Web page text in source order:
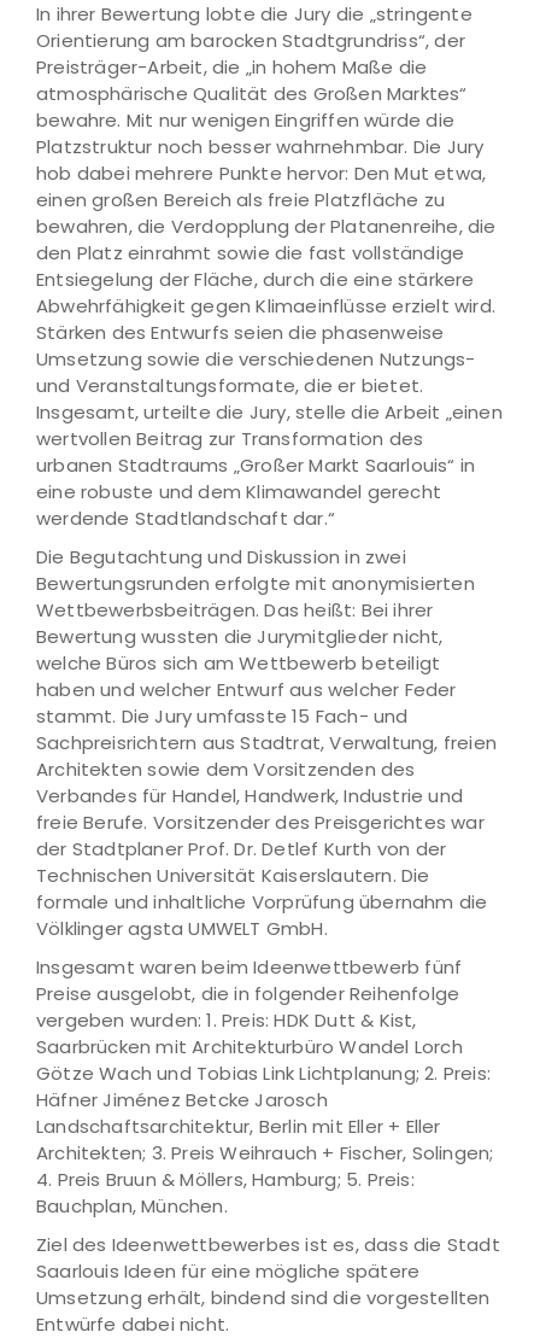
In ihrer Bewertung lobte die Jury die „stringente
Orientierung am barocken Stadtgrundriss“, der
Preisträger-Arbeit, die „in hohem Maße die
atmosphärische Qualität des Großen Marktes“
bewahre. Mit nur wenigen Eingriffen würde die
Platzstruktur noch besser wahrnehmbar. Die Jury
hob dabei mehrere Punkte hervor: Den Mut etwa,
einen großen Bereich als freie Platzfläche zu
bewahren, die Verdopplung der Platanenreihe, die
den Platz einrahmt sowie die fast vollständige
Entsiegelung der Fläche, durch die eine stärkere
Abwehrfähigkeit gegen Klimaeinflüsse erzielt wird.
Stärken des Entwurfs seien die phasenweise
Umsetzung sowie die verschiedenen Nutzungs-
und Veranstaltungsformate, die er bietet.
Insgesamt, urteilte die Jury, stelle die Arbeit „einen
wertvollen Beitrag zur Transformation des
urbanen Stadtraums „Großer Markt Saarlouis“ in
eine robuste und dem Klimawandel gerecht
werdende Stadtlandschaft dar.“
Die Begutachtung und Diskussion in zwei
Bewertungsrunden erfolgte mit anonymisierten
Wettbewerbsbeiträgen. Das heißt: Bei ihrer
Bewertung wussten die Jurymitglieder nicht,
welche Büros sich am Wettbewerb beteiligt
haben und welcher Entwurf aus welcher Feder
stammt. Die Jury umfasste 15 Fach- und
Sachpreisrichtern aus Stadtrat, Verwaltung, freien
Architekten sowie dem Vorsitzenden des
Verbandes für Handel, Handwerk, Industrie und
freie Berufe. Vorsitzender des Preisgerichtes war
der Stadtplaner Prof. Dr. Detlef Kurth von der
Technischen Universität Kaiserslautern. Die
formale und inhaltliche Vorprüfung übernahm die
Völklinger agsta UMWELT GmbH.
Insgesamt waren beim Ideenwettbewerb fünf
Preise ausgelobt, die in folgender Reihenfolge
vergeben wurden: 1. Preis: HDK Dutt & Kist,
Saarbrücken mit Architekturbüro Wandel Lorch
Götze Wach und Tobias Link Lichtplanung; 2. Preis:
Häfner Jiménez Betcke Jarosch
Landschaftsarchitektur, Berlin mit Eller + Eller
Architekten; 3. Preis Weihrauch + Fischer, Solingen;
4. Preis Bruun & Möllers, Hamburg; 5. Preis:
Bauchplan, München.
Ziel des Ideenwettbewerbes ist es, dass die Stadt
Saarlouis Ideen für eine mögliche spätere
Umsetzung erhält, bindend sind die vorgestellten
Entwürfe dabei nicht.